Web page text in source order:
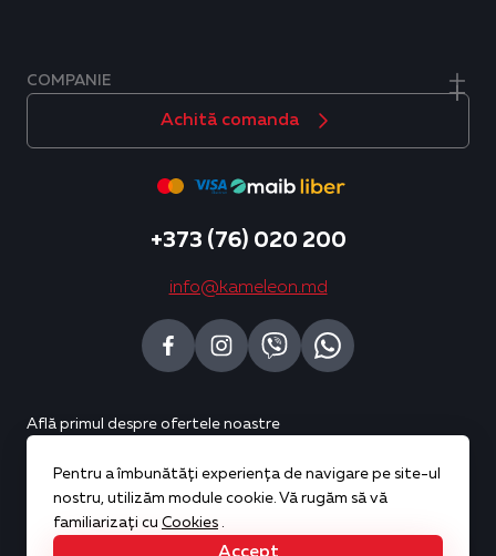
COMPANIE
Află primul despre ofertele noastre
Abonează-te
Achită comanda
+373 (76) 020 200
info@kameleon.md
Copyright © 2026 Kameleon. All rights reserved
Pentru a îmbunătăți experiența de navigare pe site-ul
nostru, utilizăm module cookie. Vă rugăm să vă
familiarizați cu Cookies .